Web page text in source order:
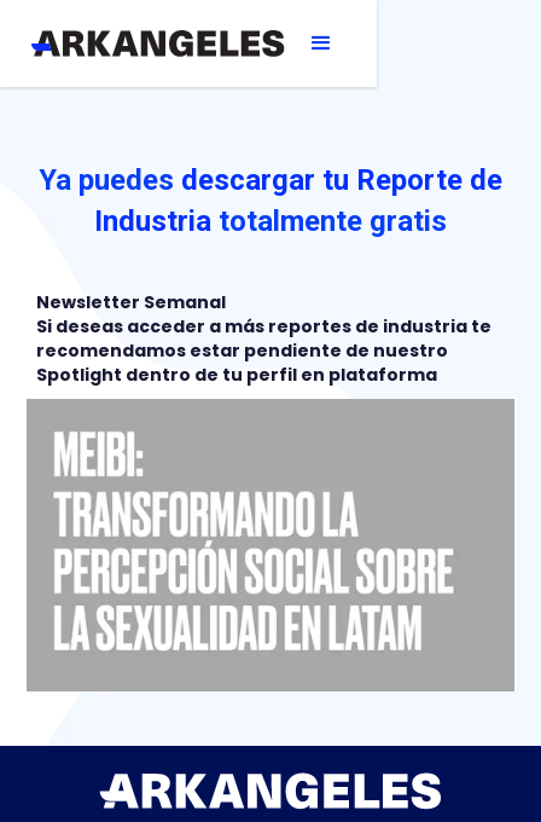
Ya puedes descargar tu Reporte de
Industria totalmente gratis
Newsletter Semanal
Si deseas acceder a más reportes de industria te
recomendamos estar pendiente de nuestro
Spotlight dentro de tu perfil en plataforma